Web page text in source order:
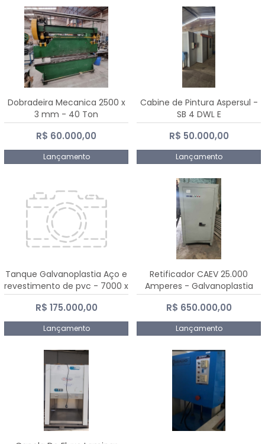
Dobradeira Mecanica 2500 x
3 mm - 40 Ton
R$ 60.000,00
Lançamento
Cabine de Pintura Aspersul -
SB 4 DWL E
R$ 50.000,00
Lançamento
Tanque Galvanoplastia Aço e
revestimento de pvc - 7000 x
2200 mm
R$ 175.000,00
Lançamento
Retificador CAEV 25.000
Amperes - Galvanoplastia
R$ 650.000,00
Lançamento